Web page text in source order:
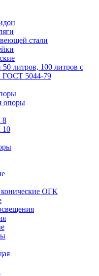
стали
50 литров, 100 литров с
ГОСТ 5044-79
опоры
8
ОГК